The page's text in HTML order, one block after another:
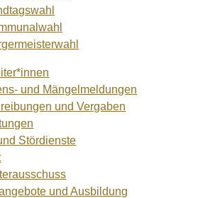
und Mängelmeldungen
und Vergaben
Stördienste
und Ausbildung